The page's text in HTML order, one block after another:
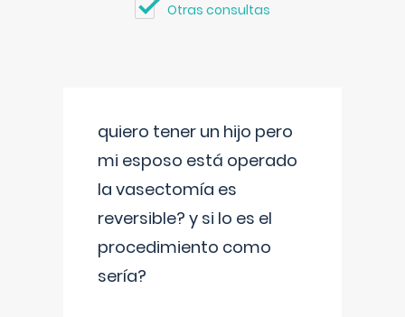
Otras consultas
quiero tener un hijo pero
mi esposo está operado
la vasectomía es
reversible? y si lo es el
procedimiento como
sería?